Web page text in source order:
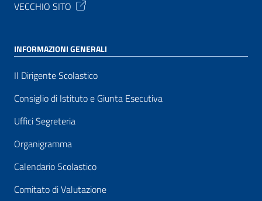
VECCHIO SITO
INFORMAZIONI GENERALI
Il Dirigente Scolastico
Consiglio di Istituto e Giunta Esecutiva
Uffici Segreteria
Organigramma
Calendario Scolastico
Comitato di Valutazione